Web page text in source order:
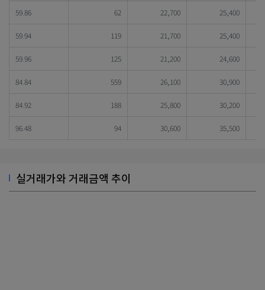
59.86 62 22,700 25,400
59.94 119 21,700 25,400
59.96 125 21,200 24,600
84.84 559 26,100 30,900
84.92 188 25,800 30,200
96.48 94 30,600 35,500
실거래가와 거래금액 추이